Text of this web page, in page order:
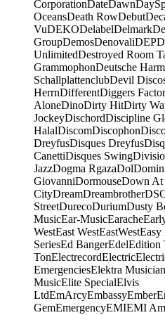
CorporationDateDawn
OceansDeath RowDebut
VuDEKODelabelDelmark
GroupDemosDenovaliDEP
UnlimitedDestroyed Room
GrammophonDeutsche
SchallplattenclubDevil
HerrnDifferentDiggers
AloneDinoDirty HitDirty
JockeyDischordDiscipline
HalalDiscomDiscophon
DreyfusDisques Dreyfus
CanettiDisques Swing
JazzDogma RgazaDol
GiovanniDormouseDown At
CityDreamDreambrother
StreetDurecoDuriumDusty
MusicEar-MusicEarache
WestEast WestEastWestEasy
SeriesEd BangerEdelEdition
TonElectrecordElectric
EmergenciesElektra Musician
MusicElite SpecialElvis
LtdEmArcyEmbassyEmber
GemEmergencyEMIEMI